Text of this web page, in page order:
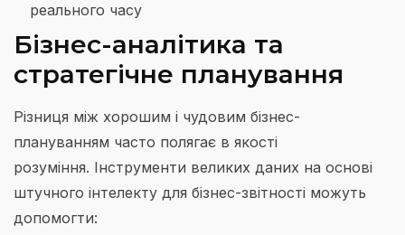
реального часу
Бізнес-аналітика та
стратегічне планування
Різниця між хорошим і чудовим бізнес-
плануванням часто полягає в якості
розуміння. Інструменти великих даних на основі
штучного інтелекту для бізнес-звітності можуть
допомогти: